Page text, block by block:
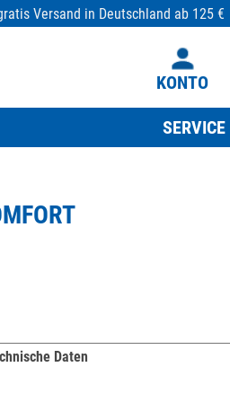
Versand in Deutschland ab 125 €
KONTO
SERVICE
Daten